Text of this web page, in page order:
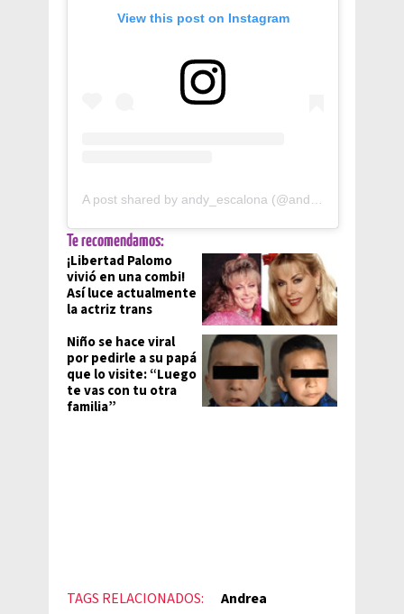
View this post on Instagram
A post shared by andy_escalona (@andy_escalona)
Te recomendamos:
¡Libertad Palomo
vivió en una combi!
Así luce actualmente
la actriz trans
Niño se hace viral
por pedirle a su papá
que lo visite: “Luego
te vas con tu otra
familia”
TAGS RELACIONADOS:
Andrea